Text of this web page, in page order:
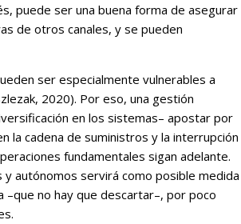
puede ser una buena forma de asegurar
de otros canales, y se pueden
ser especialmente vulnerables a
2020). Por eso, una gestión
en los sistemas– apostar por
la cadena de suministros y la interrupción
fundamentales sigan adelante.
autónomos servirá como posible medida
no hay que descartar–, por poco